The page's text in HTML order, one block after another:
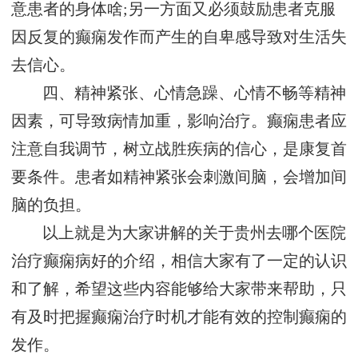
意患者的身体啥;另一方面又必须鼓励患者克服
因反复的癫痫发作而产生的自卑感导致对生活失
去信心。
四、精神紧张、心情急躁、心情不畅等精神
因素，可导致病情加重，影响治疗。癫痫患者应
注意自我调节，树立战胜疾病的信心，是康复首
要条件。患者如精神紧张会刺激间脑，会增加间
脑的负担。
以上就是为大家讲解的关于贵州去哪个医院
治疗癫痫病好的介绍，相信大家有了一定的认识
和了解，希望这些内容能够给大家带来帮助，只
有及时把握癫痫治疗时机才能有效的控制癫痫的
发作。